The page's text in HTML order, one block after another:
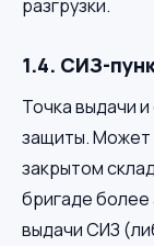
разгрузки.
1.4. СИЗ-
Точка выдачи
защиты. Может
закрытом
бригаде
выдачи СИЗ